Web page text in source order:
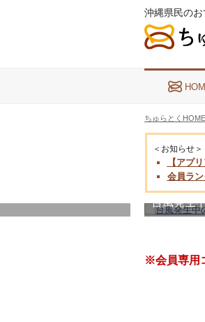
沖縄県民の
ちゅらとくHOME
＜お知らせ＞
【アプ
会員ラ
台風発生
※会員専用